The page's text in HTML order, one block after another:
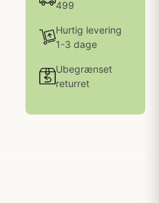
499
Hurtig levering
1-3 dage
Ubegrænset
returret